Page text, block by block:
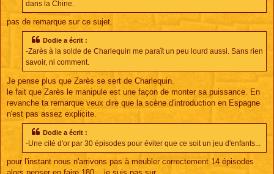
dans la Chine.
pas de remarque sur ce sujet.
Dodie a écrit :
-Zarès à la solde de Charlequin me paraît un peu lourd aussi. Sans rien
savoir, ni comment.
Je pense plus que Zarès se sert de Charlequin.
le fait que Zarès le manipule est une façon de monter sa puissance. En
revanche ta remarque veux dire que la scène d'introduction en Espagne
n'est pas assez explicite.
Dodie a écrit :
-Une cité d'or par 30 épisodes pour éviter que ce soit un jeu d'enfants...
pour l'instant nous n'arrivons pas à meubler correctement 14 épisodes